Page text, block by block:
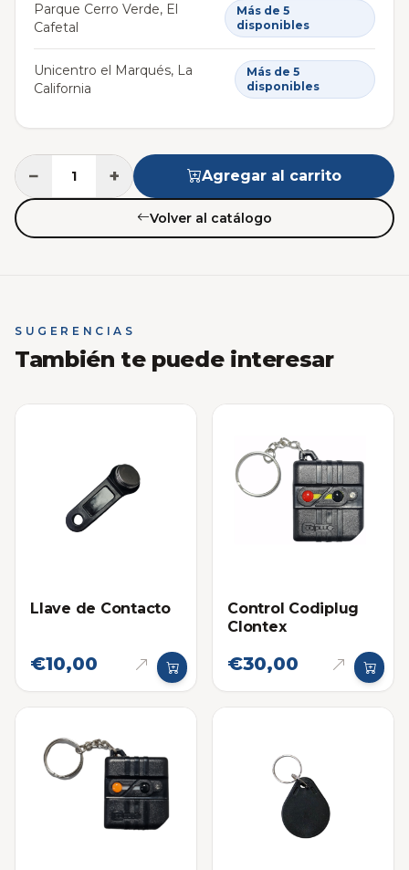
Parque Cerro Verde, El
Cafetal
Más de 5
disponibles
Unicentro el Marqués, La
California
Más de 5
disponibles
− + Agregar al carrito
Volver al catálogo
SUGERENCIAS
También te puede interesar
Llave de Contacto
€10,00
Control Codiplug
Clontex
€30,00